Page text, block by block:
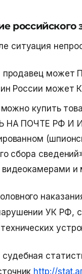
российского
ситуация
продавец может
России может
можно купить
НА ПОЧТЕ РФ И
сбора
и
УК РФ,
http://